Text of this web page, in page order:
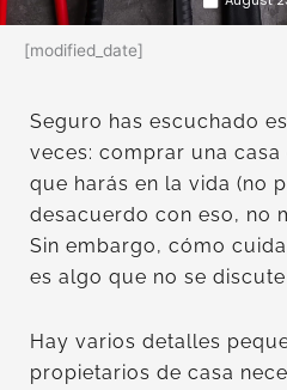
[modified_date]
Seguro has escuchado
veces: comprar una
que harás en la vida (no
desacuerdo con eso, no
Sin embargo, cómo
es algo que no se
Hay varios detalles
propietarios de casa